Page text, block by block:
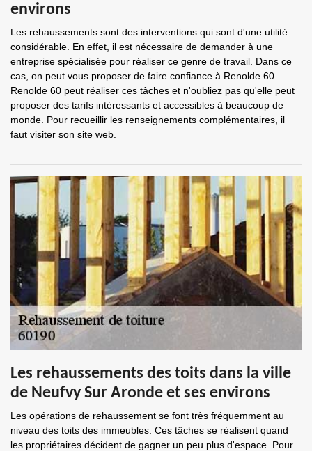
environs
Les rehaussements sont des interventions qui sont d'une utilité
considérable. En effet, il est nécessaire de demander à une
entreprise spécialisée pour réaliser ce genre de travail. Dans ce
cas, on peut vous proposer de faire confiance à Renolde 60.
Renolde 60 peut réaliser ces tâches et n'oubliez pas qu'elle peut
proposer des tarifs intéressants et accessibles à beaucoup de
monde. Pour recueillir les renseignements complémentaires, il
faut visiter son site web.
Les rehaussements des toits dans la ville
de Neufvy Sur Aronde et ses environs
Les opérations de rehaussement se font très fréquemment au
niveau des toits des immeubles. Ces tâches se réalisent quand
les propriétaires décident de gagner un peu plus d'espace. Pour